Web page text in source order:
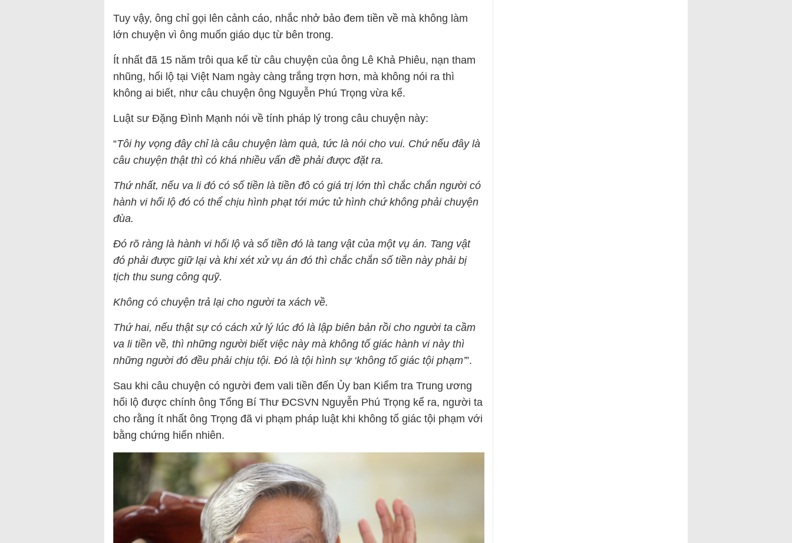
Tuy vậy, ông chỉ gọi lên cảnh cáo, nhắc nhở bảo đem tiền về mà không làm
lớn chuyện vì ông muốn giáo dục từ bên trong.
Ít nhất đã 15 năm trôi qua kể từ câu chuyện của ông Lê Khả Phiêu, nạn tham
nhũng, hối lộ tại Việt Nam ngày càng trắng trợn hơn, mà không nói ra thì
không ai biết, như câu chuyện ông Nguyễn Phú Trọng vừa kể.
Luật sư Đặng Đình Mạnh nói về tính pháp lý trong câu chuyện này:
“Tôi hy vọng đây chỉ là câu chuyện làm quà, tức là nói cho vui. Chứ nếu đây là
câu chuyện thật thì có khá nhiều vấn đề phải được đặt ra.
Thứ nhất, nếu va li đó có số tiền là tiền đô có giá trị lớn thì chắc chắn người có
hành vi hối lộ đó có thể chịu hình phạt tới mức tử hình chứ không phải chuyện
đùa.
Đó rõ ràng là hành vi hối lộ và số tiền đó là tang vật của một vụ án. Tang vật
đó phải được giữ lại và khi xét xử vụ án đó thì chắc chắn số tiền này phải bị
tịch thu sung công quỹ.
Không có chuyện trả lại cho người ta xách về.
Thứ hai, nếu thật sự có cách xử lý lúc đó là lập biên bản rồi cho người ta cầm
va li tiền về, thì những người biết việc này mà không tố giác hành vi này thì
những người đó đều phải chịu tội. Đó là tội hình sự ‘không tố giác tội phạm’”.
Sau khi câu chuyện có người đem vali tiền đến Ủy ban Kiểm tra Trung ương
hối lộ được chính ông Tổng Bí Thư ĐCSVN Nguyễn Phú Trọng kể ra, người ta
cho rằng ít nhất ông Trọng đã vi phạm pháp luật khi không tố giác tội phạm với
bằng chứng hiển nhiên.